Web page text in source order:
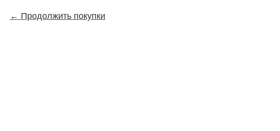
Продолжить покупки